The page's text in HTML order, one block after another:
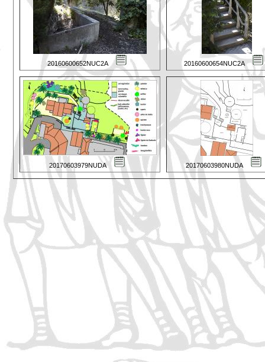
20160600652NUC2A 20160600654NUC2A
20170603979NUDA 20170603980NUDA